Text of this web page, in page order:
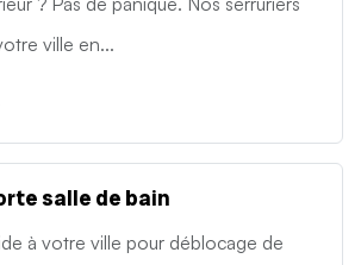
ville en...
salle de bain
à votre ville pour déblocage de